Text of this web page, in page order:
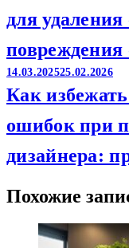
для удаления
повреждения
14.03.202525.02.2026
Как
ошибок при
дизайнера:
Похожие